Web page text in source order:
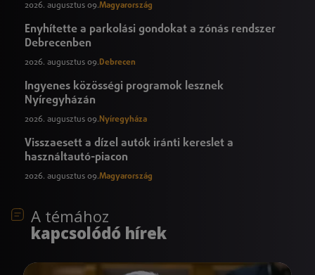
2026. augusztus 09.Magyarország
Enyhítette a parkolási gondokat a zónás rendszer
Debrecenben
2026. augusztus 09.Debrecen
Ingyenes közösségi programok lesznek
Nyíregyházán
2026. augusztus 09. Nyíregyháza
Visszaesett a dízel autók iránti kereslet a
használtautó-piacon
2026. augusztus 09.Magyarország
A témához
kapcsolódó hírek